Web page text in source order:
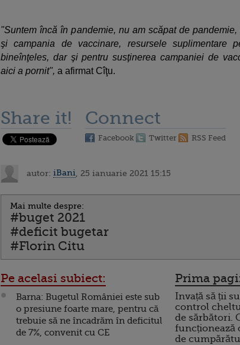
"Suntem încă în pandemie, nu am scăpat de
şi campania de vaccinare, resursele suplimentare
bineînţeles, dar şi pentru susţinerea campaniei de
aici a pornit", a afirmat Cîţu.
Share it! Connect
Facebook Twitter RSS Feed
autor: iBani , 25 ianuarie 2021 15:15
Mai multe despre:
#buget 2021
#deficit bugetar
#Florin Citu
Pe acelasi subiect:
Barna: Bugetul României este sub
o presiune foarte mare, pentru că
trebuie să ne încadrăm în deficitul
de 7%, convenit cu CE
Prima
Invață să ții
control
de sărbători.
funcționează
de